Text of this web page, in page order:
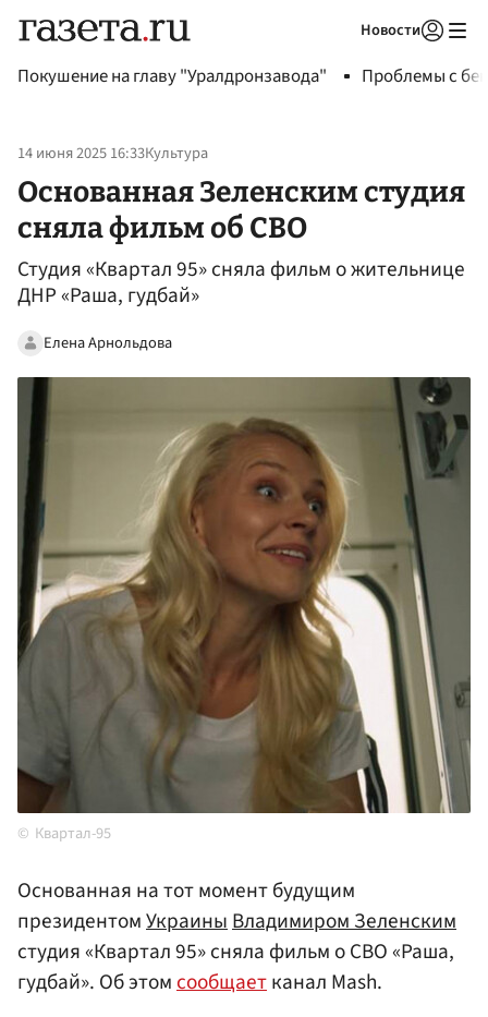
Новости
Покушение на главу "Уралдронзавода" Проблемы с
14 июня 2025 16:33Культура
Основанная Зеленским студия
сняла фильм об СВО
Студия «Квартал 95» сняла фильм о жительнице
ДНР «Раша, гудбай»
Елена Арнольдова
Квартал-95
Основанная на тот момент будущим
президентомУкраиныВладимиром Зеленским
студия «Квартал 95» сняла фильм о СВО «Раша,
гудбай». Об этомсообщаетканал Mash.